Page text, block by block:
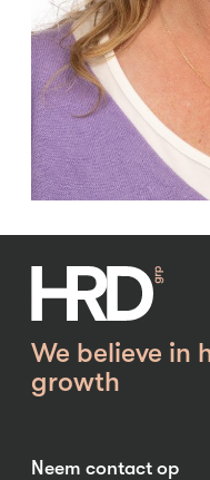
We believe in
growth
Neem contact op